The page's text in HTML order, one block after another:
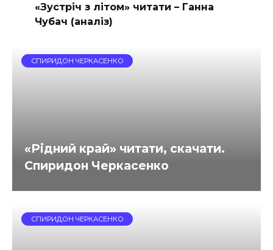
«Зустріч з літом» читати – Ганна
Чубач (аналіз)
СПИРИДОН ЧЕРКАСЕНКО
«Рідний край» читати, скачати.
Спиридон Черкасенко
СПИРИДОН ЧЕРКАСЕНКО